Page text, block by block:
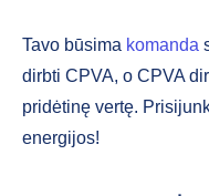
Tavo būsima komanda
dirbti CPVA, o CPVA
pridėtinę vertę.
energijos!